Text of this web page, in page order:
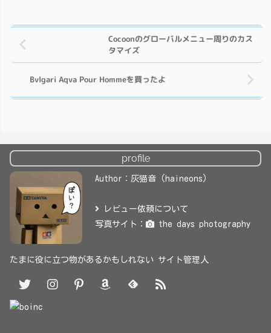
Cocoonのグローバルメニュー周りのカス
タマイズ
Bvlgari Aqva Pour Hommeを買ったよ
profile
Author：灰猫音 (haineons)
レビュー依頼について
写真サイト：
the days photography
たまに役に立つ物があるかもしれない サイト管理人